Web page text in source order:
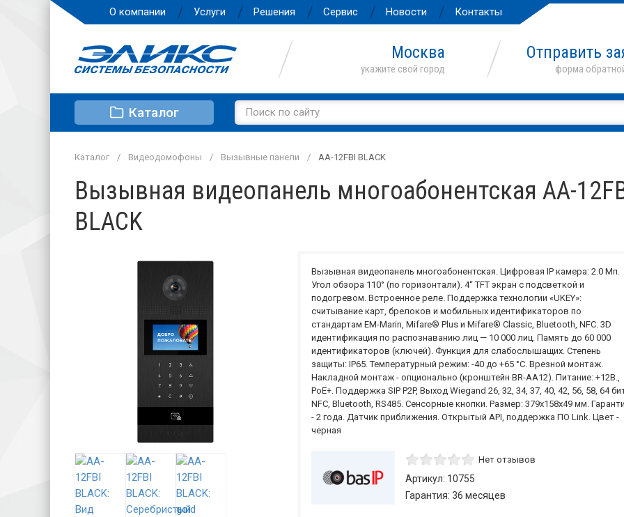
О компании Услуги Решения Сервис Новости Контакты
Москва Отправить
Каталог
Каталог Видеодомофоны Вызывные панели AA-12FBI BLACK
Вызывная видеопанель многоабонентская AA-
BLACK
Вызывная видеопанель многоабонентская. Цифровая IP камера: 2.0 Мп.
Угол обзора 110° (по горизонтали). 4“ TFT экран с подсветкой и
подогревом. Встроенное реле. Поддержка технологии «UKEY»:
считывание карт, брелоков и мобильных идентификаторов по
стандартам EM-Marin, Mifare® Plus и Mifare® Classic, Bluetooth, NFC. 3D
идентификация по распознаванию лиц — 10 000 лиц. Память до 60 000
идентификаторов (ключей). Функция для слабослышащих. Степень
защиты: IP65. Температурный режим: -40 до +65 °C. Врезной монтаж.
Накладной монтаж - опционально (кронштейн BR-AA12). Питание: +12В.,
PoE+. Поддержка SIP P2P, Выход Wiegand 26, 32, 34, 37, 40, 42, 56, 58, 64
NFC, Bluetooth, RS485. Сенсорные кнопки. Размер: 379х158х49 мм.
- 2 года. Датчик приближения. Открытый API, поддержка ПО Link. Цвет -
черная
Нет отзывов
Артикул: 10755
Гарантия: 36 месяцев